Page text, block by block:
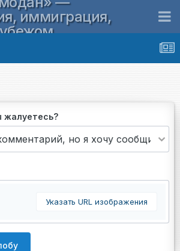
иммиграция,
жалуетесь?
Указать URL изображения